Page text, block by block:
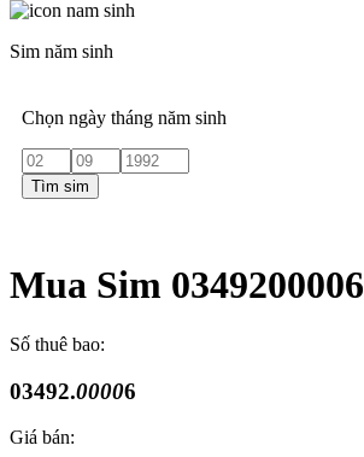
Sim năm sinh
Chọn ngày tháng năm sinh
Tìm sim
Mua Sim 0349200006
Số thuê bao:
03492.00006
Giá bán: